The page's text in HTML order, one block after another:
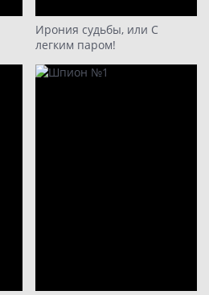
Ирония судьбы, или С
легким паром!